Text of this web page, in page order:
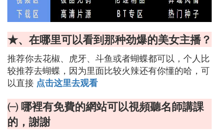
★、在哪里可以看到那种劲爆的美女主播？
推荐你去花椒、虎牙、斗鱼或者蝴蝶都可以，个人比
较推荐去蝴蝶，因为里面比较火辣还有你懂的哈，可
以直接 点击这里去观看
㈠ 哪裡有免費的網站可以視頻聽名師講課
的，謝謝